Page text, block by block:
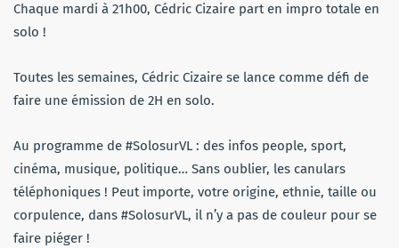
Chaque mardi à 21h00, Cédric Cizaire part en impro totale en
solo !
Toutes les semaines, Cédric Cizaire se lance comme défi de
faire une émission de 2H en solo.
Au programme de #SolosurVL : des infos people, sport,
cinéma, musique, politique… Sans oublier, les canulars
téléphoniques ! Peut importe, votre origine, ethnie, taille ou
corpulence, dans #SolosurVL, il n’y a pas de couleur pour se
faire piéger !